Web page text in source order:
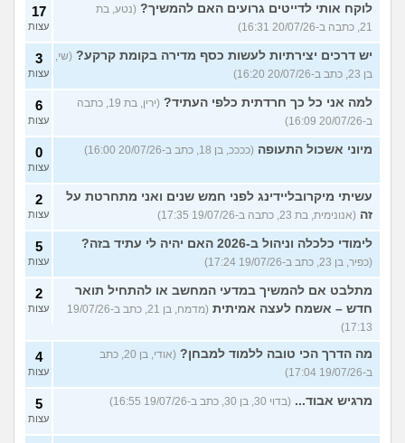
לוקח אותי לדייטים גרועים האם להמשיך? (נטע, בת
21, כתבה ב-20/07/26 16:31)
17
עצות
יש דרכים יצירתיות לעשות כסף מדירה בקומת קרקע? (שי,
בן 23, כתב ב-20/07/26 16:20)
3
עצות
למה אני כל כך חרדתית כלפי העתיד?
(ירין, בת 19, כתבה
ב-20/07/26 16:09)
6
עצות
מיוני אשכול התעופה (ככככ, בן 18, כתב ב-20/07/26 16:00) 0
עצות
עשיתי מיקרובליידינג לפני חמש שנים ואני מתחרטת על
זה (אנונימית, בת 23, כתבה ב-19/07/26 17:35)
2
עצות
לימודי כלכלה וניהול ב-2026 האם יהיה לי עתיד בזה?
(כפיר, בן 23, כתב ב-19/07/26 17:24)
5
עצות
מתלבט אם להמשיך במדעי המחשב או להתחיל תואר
חדש – אשמח לעצה אמיתית
(מדמח, בן 21, כתב ב-19/07/26
17:13)
2
עצות
מה הדרך הכי טובה ללמוד למבחן?
(אודי, בן 20, כתב
ב-19/07/26 17:04)
4
עצות
מרגיש אבוד... (בדוי 30, בן 30, כתב ב-19/07/26 16:55) 5
עצות